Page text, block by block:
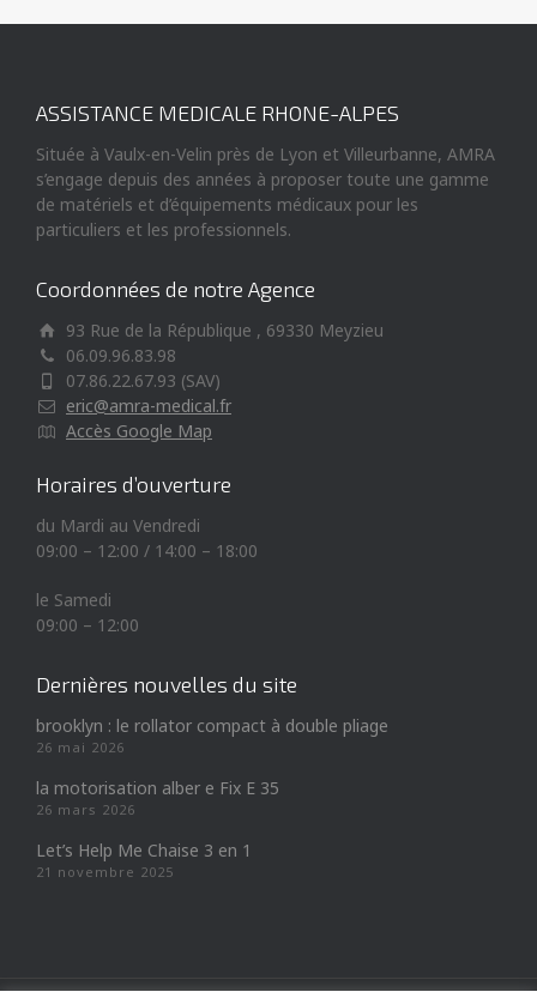
ASSISTANCE MEDICALE RHONE-ALPES
Située à Vaulx-en-Velin près de Lyon et Villeurbanne, AMRA
s’engage depuis des années à proposer toute une gamme
de matériels et d’équipements médicaux pour les
particuliers et les professionnels.
Coordonnées de notre Agence
93 Rue de la République , 69330 Meyzieu
06.09.96.83.98
07.86.22.67.93 (SAV)
eric@amra-medical.fr
Accès Google Map
Horaires d’ouverture
du Mardi au Vendredi
09:00 – 12:00 / 14:00 – 18:00
le Samedi
09:00 – 12:00
Dernières nouvelles du site
brooklyn : le rollator compact à double pliage
26 mai 2026
la motorisation alber e Fix E 35
26 mars 2026
Let’s Help Me Chaise 3 en 1
21 novembre 2025